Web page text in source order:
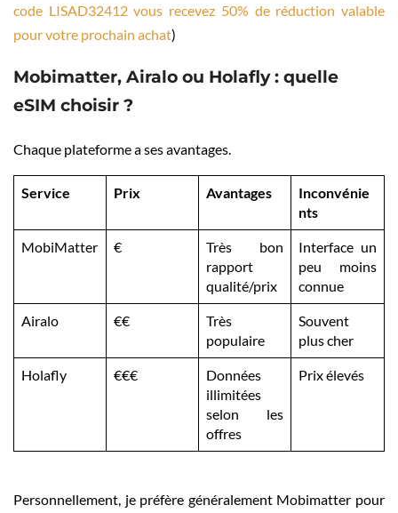
code LISAD32412 vous recevez 50% de réduction valable
pour votre prochain achat)
Mobimatter, Airalo ou Holafly : quelle
eSIM choisir ?
Chaque plateforme a ses avantages.
Service Prix Avantages
Inconvénie
nts
MobiMatter €
Très bon
rapport
qualité/prix
Interface un
peu moins
connue
Airalo €€
Très
populaire
Souvent
plus cher
Holafly €€€
Données
illimitées
selon les
offres
Prix élevés
Personnellement, je préfère généralement Mobimatter pour